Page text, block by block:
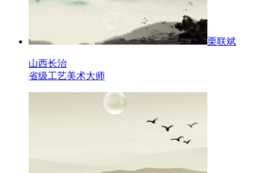
栗联斌
山西长治
省级工艺美术大师